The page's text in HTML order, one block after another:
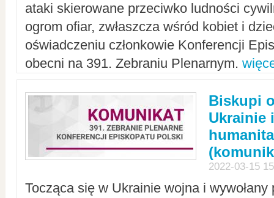
ataki skierowane przeciwko ludności
ogrom ofiar, zwłaszcza wśród kobiet i
oświadczeniu członkowie Konferencji
obecni na 391. Zebraniu Plenarnym.
Biskupi
Ukrainie
2022-03-15
Tocząca się w Ukrainie wojna i